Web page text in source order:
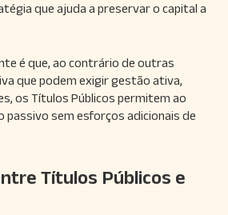
que ajuda a preservar o capital a
é que, ao contrário de outras
que podem exigir gestão ativa,
os Títulos Públicos permitem ao
sem esforços adicionais de
Títulos Públicos e